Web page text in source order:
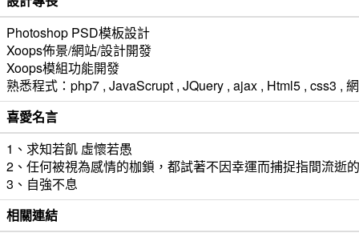
Photoshop PSD模板設計
Xoops佈景/網站/設計開發
Xoops模組功能開發
熟悉程式：php7 , JavaScrupt , JQuery , ajax , Html5 , css3 ,
喜愛名言
1、求知若飢 虛懷若愚
2、任何被視為感情的枷鎖，都試著不因幸運而捕捉指間流逝
3、自強不息
相關連結